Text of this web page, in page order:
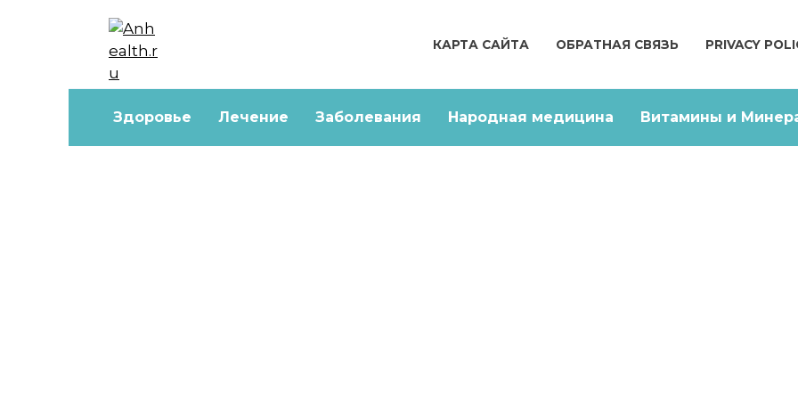
КАРТА САЙТА ОБРАТНАЯ СВЯЗЬ PRIVACY
Здоровье Лечение Заболевания Народная медицина Витамины и